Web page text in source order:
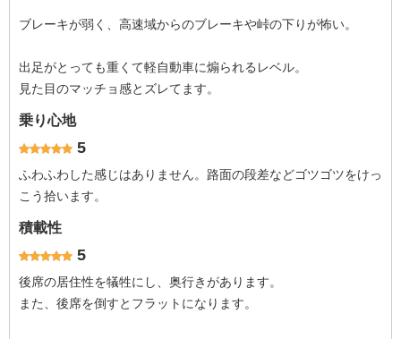
ブレーキが弱く、高速域からのブレーキや峠の下りが怖い。
出足がとっても重くて軽自動車に煽られるレベル。
見た目のマッチョ感とズレてます。
乗り心地
5
ふわふわした感じはありません。路面の段差などゴツゴツをけっ
こう拾います。
積載性
5
後席の居住性を犠牲にし、奥行きがあります。
また、後席を倒すとフラットになります。